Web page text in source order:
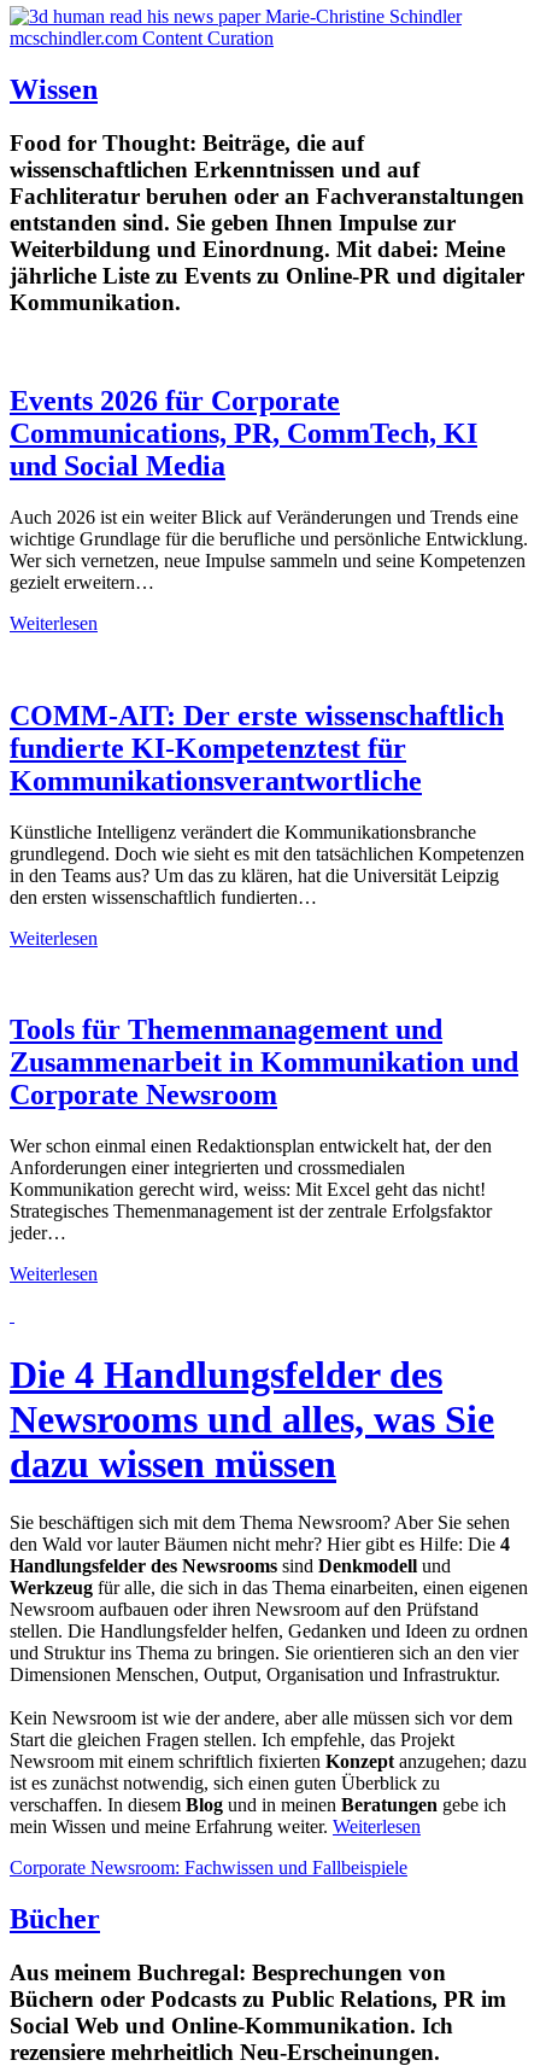
Wissen
Food for Thought: Beiträge, die auf
wissenschaftlichen Erkenntnissen und auf
Fachliteratur beruhen oder an Fachveranstaltungen
entstanden sind. Sie geben Ihnen Impulse zur
Weiterbildung und Einordnung. Mit dabei: Meine
jährliche Liste zu Events zu Online-PR und digitaler
Kommunikation.
Events 2026 für Corporate
Communications, PR, CommTech, KI
und Social Media
Auch 2026 ist ein weiter Blick auf Veränderungen und Trends eine
wichtige Grundlage für die berufliche und persönliche Entwicklung.
Wer sich vernetzen, neue Impulse sammeln und seine Kompetenzen
gezielt erweitern…
Weiterlesen
Communications,
PR,
CommTech,
KI
und
Media
COMM-AIT: Der erste wissenschaftlich
fundierte KI-Kompetenztest für
Kommunikationsverantwortliche
Künstliche Intelligenz verändert die Kommunikationsbranche
grundlegend. Doch wie sieht es mit den tatsächlichen Kompetenzen
in den Teams aus? Um das zu klären, hat die Universität Leipzig
den ersten wissenschaftlich fundierten…
Weiterlesen
wissenschaftlich
fundierte
KI-
Kompetenztest
für
Tools für Themenmanagement und
Zusammenarbeit in Kommunikation und
Corporate Newsroom
Wer schon einmal einen Redaktionsplan entwickelt hat, der den
Anforderungen einer integrierten und crossmedialen
Kommunikation gerecht wird, weiss: Mit Excel geht das nicht!
Strategisches Themenmanagement ist der zentrale Erfolgsfaktor
jeder…
Weiterlesen
Zusammenarbeit
in
und
Corporate
Newsroom
Die 4 Handlungsfelder des
Newsrooms und alles, was Sie
dazu wissen müssen
Sie beschäftigen sich mit dem Thema Newsroom? Aber Sie sehen
den Wald vor lauter Bäumen nicht mehr? Hier gibt es Hilfe: Die 4
Handlungsfelder des Newsrooms sind Denkmodell und
Werkzeug für alle, die sich in das Thema einarbeiten, einen eigenen
Newsroom aufbauen oder ihren Newsroom auf den Prüfstand
stellen. Die Handlungsfelder helfen, Gedanken und Ideen zu ordnen
und Struktur ins Thema zu bringen. Sie orientieren sich an den vier
Dimensionen Menschen, Output, Organisation und Infrastruktur.
Kein Newsroom ist wie der andere, aber alle müssen sich vor dem
Start die gleichen Fragen stellen. Ich empfehle, das Projekt
Newsroom mit einem schriftlich fixierten Konzept anzugehen; dazu
ist es zunächst notwendig, sich einen guten Überblick zu
verschaffen. In diesem Blog und in meinen Beratungen gebe ich
mein Wissen und meine Erfahrung weiter. Weiterlesen
Corporate Newsroom: Fachwissen und Fallbeispiele
Bücher
Aus meinem Buchregal: Besprechungen von
Büchern oder Podcasts zu Public Relations, PR im
Social Web und Online-Kommunikation. Ich
rezensiere mehrheitlich Neu-Erscheinungen.